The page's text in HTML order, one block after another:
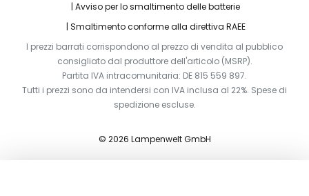
Avviso per lo smaltimento delle batterie
Smaltimento conforme alla direttiva RAEE
I prezzi barrati corrispondono al prezzo di vendita al pubblico
consigliato dal produttore dell'articolo (MSRP).
Partita IVA intracomunitaria: DE 815 559 897.
Tutti i prezzi sono da intendersi con IVA inclusa al 22%. Spese di
spedizione escluse.
© 2026 Lampenwelt GmbH